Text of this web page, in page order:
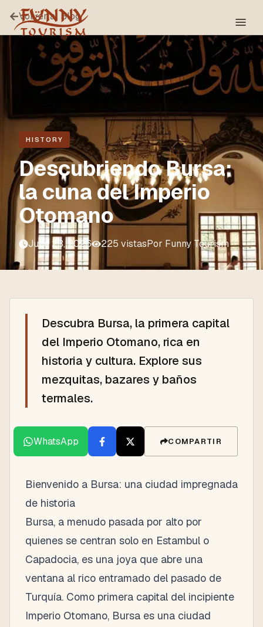
Volver al Blog
HISTORY
Descubriendo Bursa:
la cuna del Imperio
Otomano
June 23, 2026 225 vistasPor Funny Tourism
Descubra Bursa, la primera capital
del Imperio Otomano, rica en
historia y cultura. Explore sus
mezquitas, bazares y baños
termales.
WhatsApp COMPARTIR
Bienvenido a Bursa: una ciudad impregnada
de historia
Bursa, a menudo pasada por alto por
quienes se centran solo en Estambul o
Capadocia, es una joya que abre una
ventana al rico entramado del pasado de
Turquía. Como primera capital del incipiente
Imperio Otomano, Bursa es una ciudad